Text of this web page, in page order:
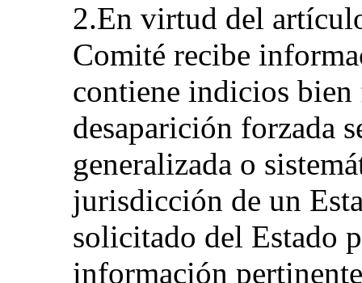
2.En virtud del
Comité recibe
contiene indicios bien
desaparición forzada
generalizada o
jurisdicción de un
solicitado del Estado
información